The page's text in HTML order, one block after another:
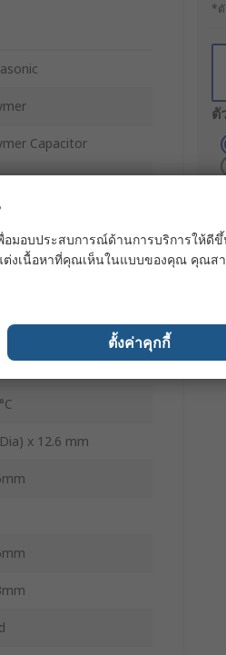
*ตั
ตั
Capacitor
x 12.6 mm
อมอบประสบการณ์ด้านการบริการให้ดีขึ้
ต่งเนื้อหาที่คุณเห็นในแบบของคุณ คุณส
ตั้งค่าคุกกี้